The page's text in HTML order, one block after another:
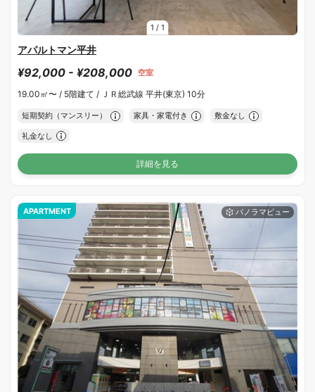
1 / 1
アパルトマン平井
¥92,000 - ¥208,000 空室
19.00㎡〜 / 5階建て / ＪＲ総武線 平井(東京) 10分
短期契約（マンスリー） 家具・家電付き 敷金なし
礼金なし
詳細を見る
APARTMENT